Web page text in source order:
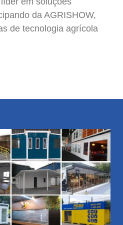
da AGRISHOW,
de tecnologia agrícola